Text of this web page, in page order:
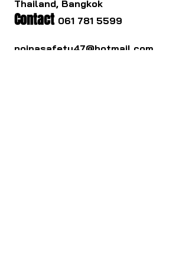
Thailand, Bangkok
Contact 061 781 5599
noinasafety47@hotmail.com